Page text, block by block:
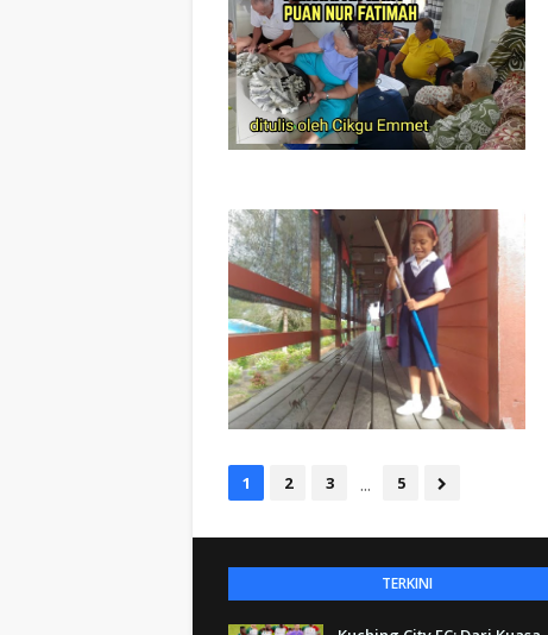
1 2 3 ... 5
TERKINI